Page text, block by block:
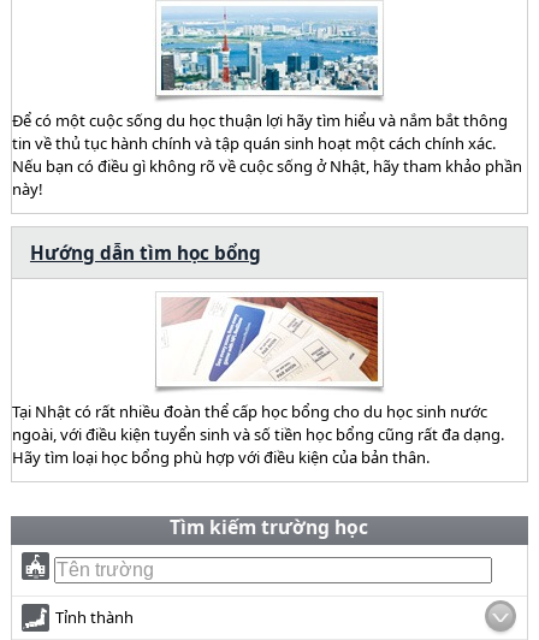
Để có một cuộc sống du học thuận lợi hãy tìm hiểu và nắm bắt thông
tin về thủ tục hành chính và tập quán sinh hoạt một cách chính xác.
Nếu bạn có điều gì không rõ về cuộc sống ở Nhật, hãy tham khảo phần
này!
Hướng dẫn tìm học bổng
Tại Nhật có rất nhiều đoàn thể cấp học bổng cho du học sinh nước
ngoài, với điều kiện tuyển sinh và số tiền học bổng cũng rất đa dạng.
Hãy tìm loại học bổng phù hợp với điều kiện của bản thân.
Tìm kiếm trường học
Tỉnh thành